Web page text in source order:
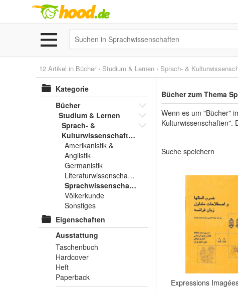
12 Artikel in Bücher › Studium & Lernen › Sprach- &
Kategorie
Bücher
Studium & Lernen
Sprach- &
Kulturwissenschaften
Amerikanistik &
Anglistik
Germanistik
Literaturwissenschaften
Sprachwissenschaften
Völkerkunde
Sonstiges
Eigenschaften
Ausstattung
Taschenbuch
Hardcover
Heft
Paperback
Bücher zum Thema
Wenn es um "Bücher"
Kulturwissenschaften".
Suche speichern
Expressions